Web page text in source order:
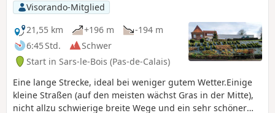
Visorando-Mitglied
21,55 km
+196 m
-194 m
6:45 Std.
Schwer
Start in Sars-le-Bois (Pas-de-Calais)
Eine lange Strecke, ideal bei weniger gutem Wetter.Einige
kleine Straßen (auf den meisten wächst Gras in der Mitte),
nicht allzu schwierige breite Wege und ein sehr schöner